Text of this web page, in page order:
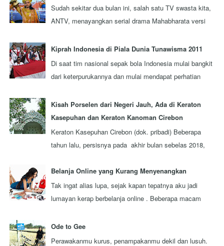
Sudah sekitar dua bulan ini, salah satu TV swasta kita,
ANTV, menayangkan serial drama Mahabharata versi
Kiprah Indonesia di Piala Dunia Tunawisma 2011
Di saat tim nasional sepak bola Indonesia mulai bangkit
dari keterpurukannya dan mulai mendapat perhatian
Kisah Porselen dari Negeri Jauh, Ada di Keraton
Kasepuhan dan Keraton Kanoman Cirebon
Keraton Kasepuhan Cirebon (dok. pribadi) Beberapa
tahun lalu, persisnya pada akhir bulan sebelas 2018,
Belanja Online yang Kurang Menyenangkan
Tak ingat alias lupa, sejak kapan tepatnya aku jadi
lumayan kerap berbelanja online . Beberapa macam
Ode to Gee
Perawakanmu kurus, penampakanmu dekil dan lusuh.